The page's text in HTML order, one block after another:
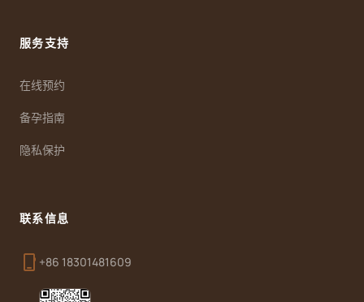
服务支持
在线预约
备孕指南
隐私保护
联系信息
phone_iphone +86 18301481609